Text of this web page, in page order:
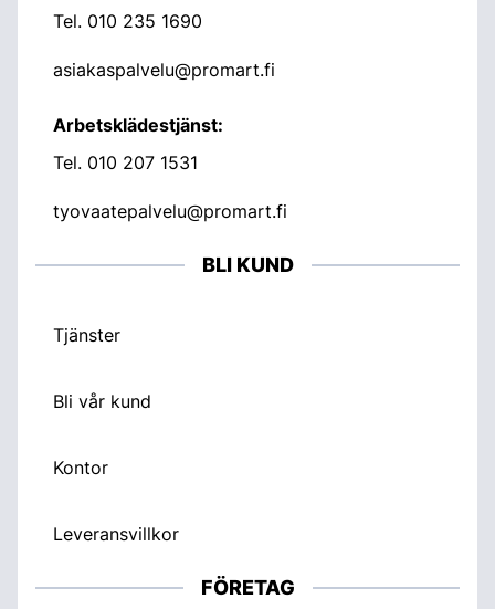
Tel. 010 235 1690
asiakaspalvelu@promart.fi
Arbetsklädestjänst:
Tel. 010 207 1531
tyovaatepalvelu@promart.fi
BLI KUND
Tjänster
Bli vår kund
Kontor
Leveransvillkor
FÖRETAG